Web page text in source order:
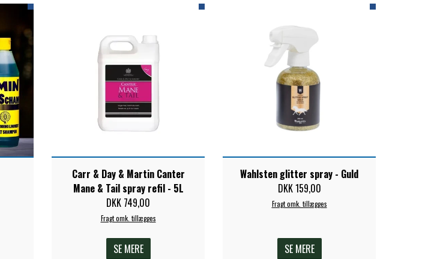
Carr & Day & Martin Canter
Mane & Tail spray refil - 5L
DKK 749,00
Fragt omk. tillægges
SE MERE
Wahlsten glitter spray - Guld
DKK 159,00
Fragt omk. tillægges
SE MERE